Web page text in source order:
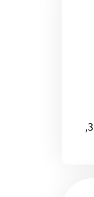
מרכז קהילתי, דרך שרה 3,